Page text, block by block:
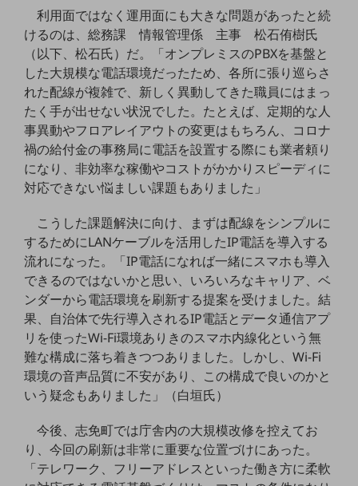
セキュリティ
その他のお悩みはこちら
業界から見つける
業界から見つけるTOP
製造業
小売・卸売業
運輸業
建設業
地域産業
その他の業界はこちら
ゲーム感覚で見つける
ビジネスお悩み診断
NTTドコモビジネス
オンラインショップ
モバイル・ICTサービスをオンラインで
相談・申し込みができるバーチャルショップ
法人向けモバイルトップ
はじめての方へ
サービス・商品を探す
100回線以上のお問い合わせ・お見積りはこちら
利用面ではなく運用面にも大きな問題があったと続
けるのは、総務課 情報管理係 主事 松石侑樹氏
（以下、松石氏）だ。「オンプレミスのPBXを基盤と
した大規模な電話環境だったため、各所に張り巡らさ
れた配線が複雑で、新しく異動してきた職員にはまっ
たく手が出せない状況でした。たとえば、定期的な人
事異動やフロアレイアウトの変更はもちろん、コロナ
禍の給付金の事務局に電話を設置する際にも業者頼り
になり、非効率な稼働やコストがかかりスピーディに
対応できない悩ましい課題もありました」
こうした課題解決に向け、まずは配線をシンプルに
するためにLANケーブルを活用したIP電話を導入する
流れになった。「IP電話になれば一緒にスマホも導入
できるのではないかと思い、いろいろなキャリア、ベ
ンダーから電話環境を刷新する提案を受けました。結
果、自治体で先行導入されるIP電話とデータ通信アプ
リを使ったWi-Fi環境ありきのスマホ内線化という無
難な構成に落ち着きつつありました。しかし、Wi-Fi
環境の音声品質に不安があり、この構成で良いのかと
いう疑念もありました」（白垣氏）
今後、志免町では庁舎内の大規模改修を控えてお
り、今回の刷新は非常に重要な位置づけにあった。
「テレワーク、フリーアドレスといった働き方に柔軟